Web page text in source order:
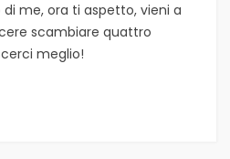
me, ora ti aspetto, vieni a
scambiare quattro
meglio!